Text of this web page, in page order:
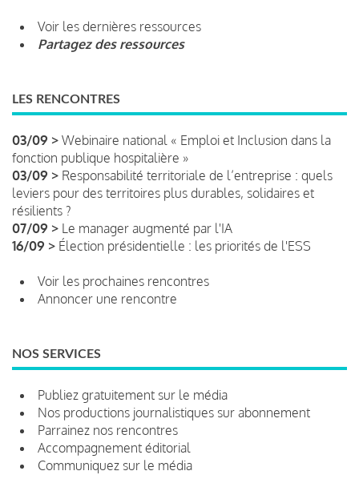
Voir les dernières ressources
Partagez des ressources
LES RENCONTRES
03/09 > Webinaire national « Emploi et Inclusion dans la
fonction publique hospitalière »
03/09 > Responsabilité territoriale de l’entreprise : quels
leviers pour des territoires plus durables, solidaires et
résilients ?
07/09 > Le manager augmenté par l'IA
16/09 > Élection présidentielle : les priorités de l'ESS
Voir les prochaines rencontres
Annoncer une rencontre
NOS SERVICES
Publiez gratuitement sur le média
Nos productions journalistiques sur abonnement
Parrainez nos rencontres
Accompagnement éditorial
Communiquez sur le média